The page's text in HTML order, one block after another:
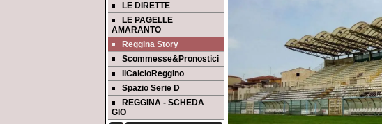
LE DIRETTE
LE PAGELLE
AMARANTO
Reggina Story
Scommesse&Pronostici
IlCalcioReggino
Spazio Serie D
REGGINA - SCHEDA
GIO